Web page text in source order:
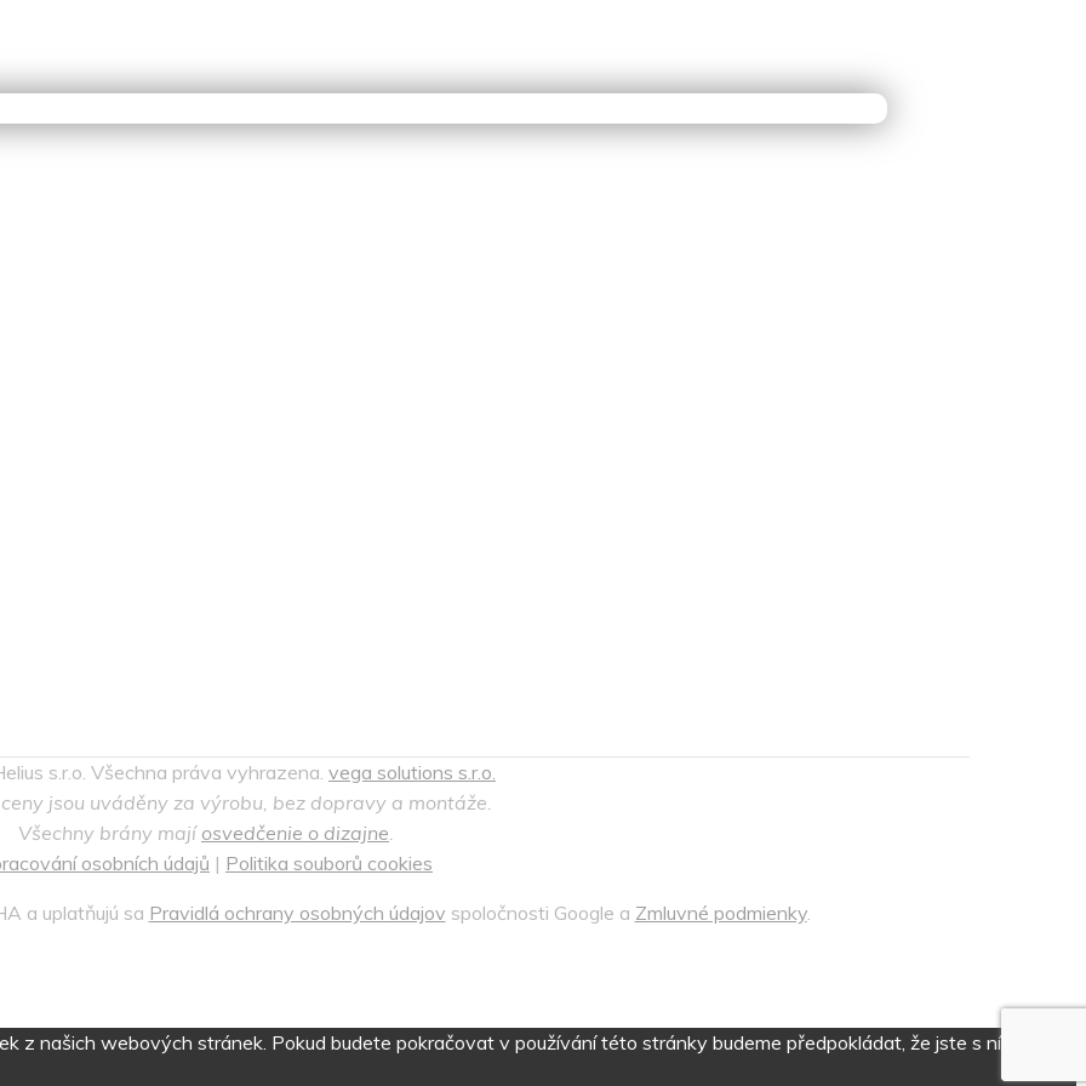
s.r.o. Všechna práva vyhrazena. vega solutions s.r.o.
jsou uváděny za výrobu, bez dopravy a montáže.
Všechny brány mají osvedčenie o dizajne
osobních údajů | Politika souborů cookies
a uplatňujú sa Pravidlá ochrany osobných údajov spoločnosti Google a Zmluvné podmienky.
z našich webových stránek. Pokud budete pokračovat v používání této stránky budeme předpokládat, že jste s ní